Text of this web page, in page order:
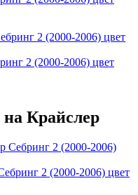
2 (2000-2006) цвет
Крайслер
2 (2000-2006) цвет